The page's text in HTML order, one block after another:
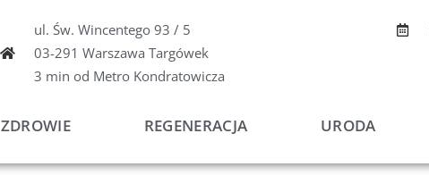
ul. Św. Wincentego 93 / 5
03-291 Warszawa Targówek
3 min od Metro Kondratowicza
ZDROWIE REGENERACJA URODA